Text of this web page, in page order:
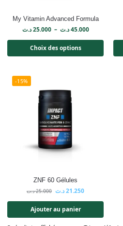
My Vitamin Advanced Formula
25.000 د.ت – 45.000 د.ت
Choix des options
-15%
ZNF 60 Gélules
25.000 د.ت 21.250د.ت
Ajouter au panier